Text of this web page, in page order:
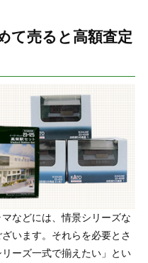
て売ると高額査定
などには、情景シリーズな
います。それらを必要とさ
ーズ一式で揃えたい」とい